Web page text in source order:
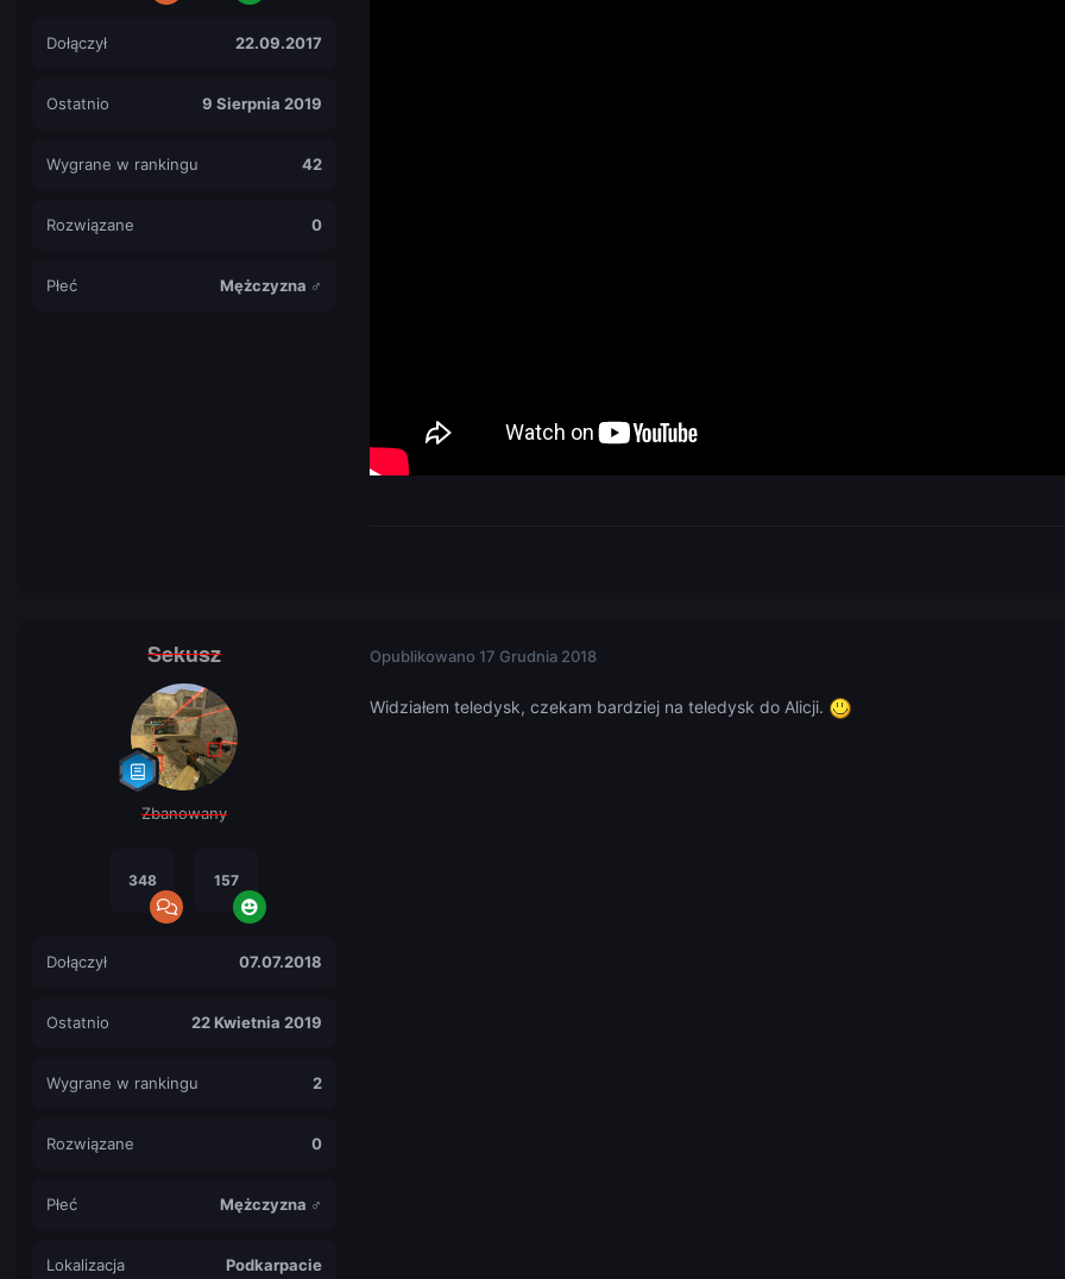
Dołączył 22.09.2017
Ostatnio 9 Sierpnia 2019
Wygrane w rankingu 42
Rozwiązane 0
Płeć Mężczyzna ♂
Sekusz
Zbanowany
348 157
Dołączył 07.07.2018
Ostatnio 22 Kwietnia 2019
Wygrane w rankingu 2
Rozwiązane 0
Płeć Mężczyzna ♂
Lokalizacja Podkarpacie
Opublikowano 17 Grudnia 2018
Widziałem teledysk, czekam bardziej na teledysk do Alicji.